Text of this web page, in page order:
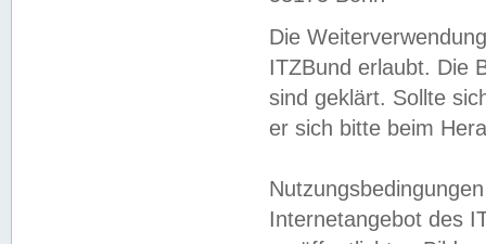
Die
ITZBund erlaubt. Die
sind geklärt. Sollte
er sich bitte beim
Internetangebot des